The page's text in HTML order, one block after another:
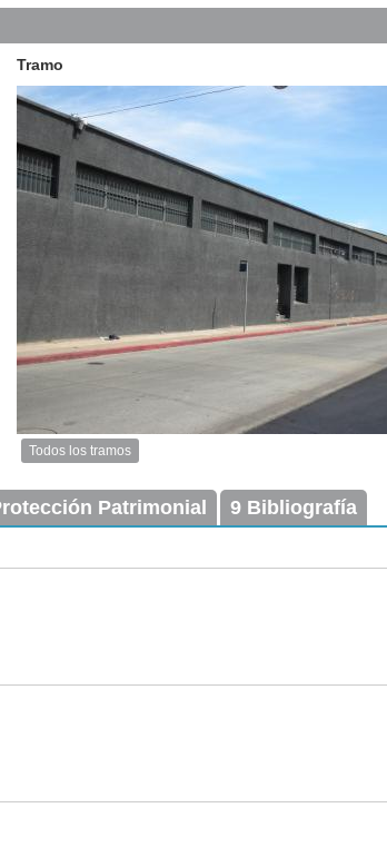
Tramo
Imagen
tramo:
Ciudadela
Todos los tramos
Imagen del
Patrimonial 9 Bibliografía